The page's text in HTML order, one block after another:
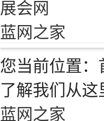
展会网
蓝网之家
您当前位置：
了解我们从这
蓝网之家